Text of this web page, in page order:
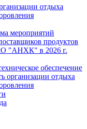
отдыха
мероприятий
продуктов
"АНХК" в 2026 г.
обеспечение
организации отдыха